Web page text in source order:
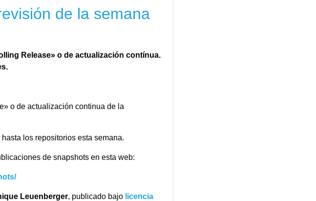
de la semana
Release» o de actualización contínua.
o de actualización continua de la
los repositorios esta semana.
de snapshots en esta web:
Leuenberger, publicado bajo licencia